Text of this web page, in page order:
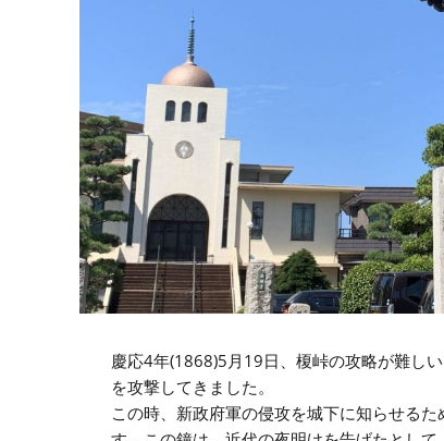
慶応4年(1868)5月19日、榎峠の攻略が難し
を攻撃してきました。
この時、新政府軍の侵攻を城下に知らせる